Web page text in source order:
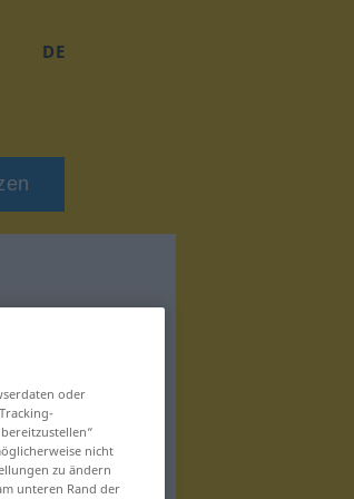
DE
oder
nicht
zu ändern
unteren Rand der